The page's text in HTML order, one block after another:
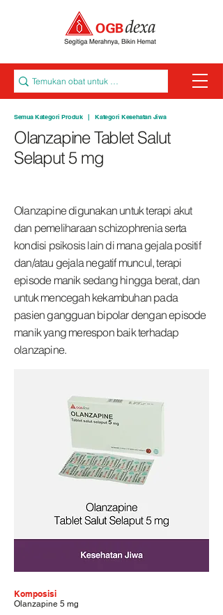
Semua Kategori Produk |Kategori Kesehatan Jiwa
Olanzapine Tablet Salut
Selaput 5 mg
Olanzapine digunakan untuk terapi akut
dan pemeliharaan schizophrenia serta
kondisi psikosis lain di mana gejala positif
dan/atau gejala negatif muncul, terapi
episode manik sedang hingga berat, dan
untuk mencegah kekambuhan pada
pasien gangguan bipolar dengan episode
manik yang merespon baik terhadap
olanzapine.
Komposisi
Olanzapine 5 mg